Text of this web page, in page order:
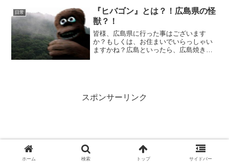
日常
『ヒバゴン』とは？！広島県の怪
獣？！
皆様、広島県に行った事はございます
か？もしくは、お住まいでいらっしゃい
ますかね？広島といったら、広島焼き、
スポンサーリンク
ホーム 検索 トップ サイドバー